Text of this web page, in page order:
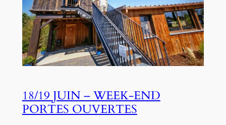
18/19 JUIN – WEEK-END
PORTES OUVERTES